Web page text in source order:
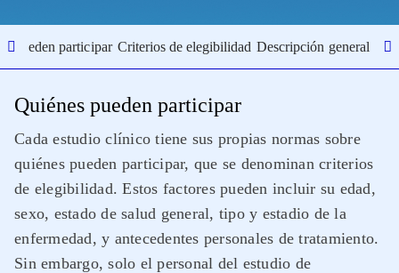
pueden participar Criterios de elegibilidad Descripción general del
Quiénes pueden participar
Cada estudio clínico tiene sus propias normas sobre
quiénes pueden participar, que se denominan criterios
de elegibilidad. Estos factores pueden incluir su edad,
sexo, estado de salud general, tipo y estadio de la
enfermedad, y antecedentes personales de tratamiento.
Sin embargo, solo el personal del estudio de